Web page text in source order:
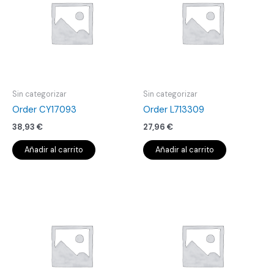
Sin categorizar
Order CY17093
38,93 €
Añadir al carrito
Sin categorizar
Order L713309
27,96 €
Añadir al carrito